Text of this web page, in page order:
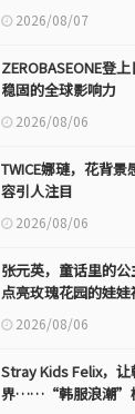
2026/08/07
ZEROBASEONE登
稳固的全球影响力
2026/08/06
TWICE娜璉，花背
容引人注目
2026/08/06
张元英，童话里的
点亮玫瑰花园的娃
2026/08/06
Stray Kids Felix，
界……“韩服浪潮”